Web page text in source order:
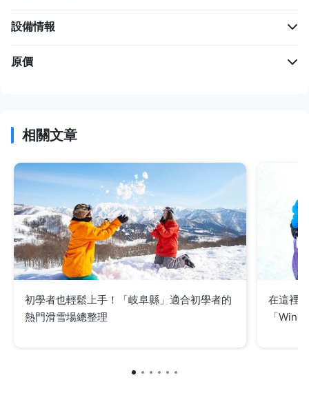
設備情報
原價
相關文章
初學者也輕鬆上手！「岐阜縣」適合初學者的
熱門滑雪場總整理
在這裡
「